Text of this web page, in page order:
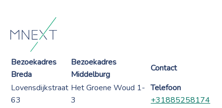
Bezoekadres
Breda
Bezoekadres
Middelburg
Contact
Lovensdijkstraat
63
Het Groene Woud 1-
3
Telefoon
+31885258174